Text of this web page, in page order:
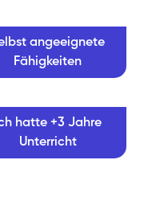
angeeignete
Fähigkeiten
hatte +3 Jahre
Unterricht